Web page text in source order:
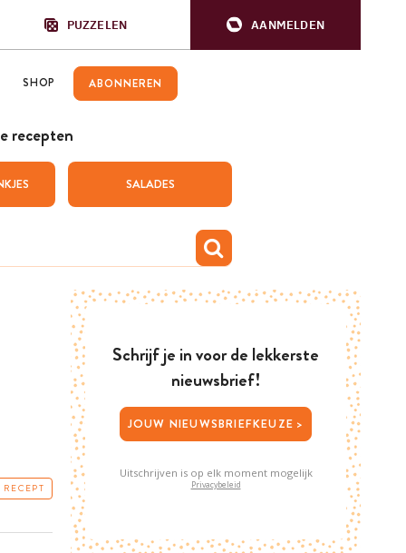
PUZZELEN AANMELDEN
SHOP ABONNEREN
recepten
SALADES
Schrijf je in voor de lekkerste
nieuwsbrief!
JOUW NIEUWSBRIEFKEUZE >
Uitschrijven is op elk moment mogelijk
Privacybeleid